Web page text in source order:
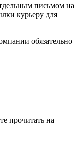
письмом на
курьеру для
обязательно
прочитать на